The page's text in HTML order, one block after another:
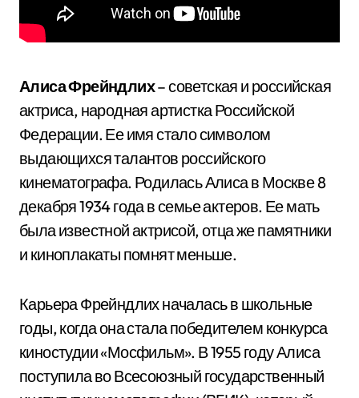
Алиса Фрейндлих– советская и российская
актриса, народная артистка Российской
Федерации. Ее имя стало символом
выдающихся талантов российского
кинематографа. Родилась Алиса в Москве 8
декабря 1934 года в семье актеров. Ее мать
была известной актрисой, отца же памятники
и киноплакаты помнят меньше.
Карьера Фрейндлих началась в школьные
годы, когда она стала победителем конкурса
киностудии «Мосфильм». В 1955 году Алиса
поступила во Всесоюзный государственный